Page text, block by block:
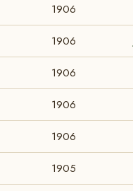
1906
1906
1906
1906
1906
1905